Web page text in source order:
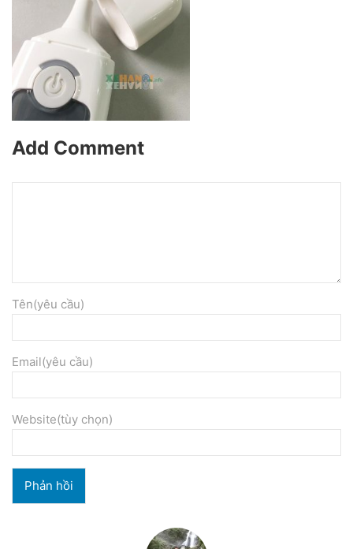
Add Comment
Tên(yêu cầu)
Email(yêu cầu)
Website(tùy chọn)